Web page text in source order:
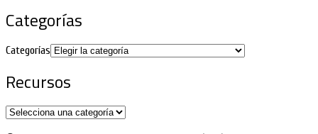
Categorías
Categorías
Recursos